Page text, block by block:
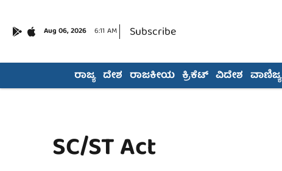
Aug 06, 2026 6:11 AM Subscribe
ರಾಜ್ಯ ದೇಶ ರಾಜಕೀಯ ಕ್ರಿಕೆಟ್ ವಿದೇಶ ವಾಣಿಜ್ಯ
SC/ST Act